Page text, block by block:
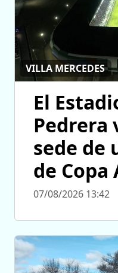
VILLA MERCEDES
El
Pedrera
sede de
de
07/08/2026 13:42